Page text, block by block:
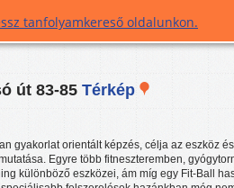
tanfolyamkereső oldalunkon.
út 83-85 Térkép
gyakorlat orientált képzés, célja az eszköz
Egyre több fitneszteremben,
különböző eszközei, ám míg egy Fit-Ball